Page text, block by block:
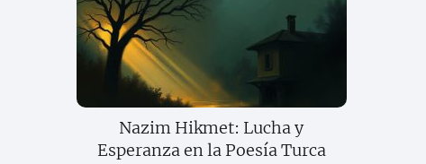
Nazim Hikmet: Lucha y
Esperanza en la Poesía Turca